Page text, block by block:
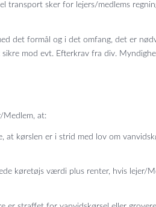
transport sker for lejers/medlems
det formål og i det omfang, det er
mod evt. Efterkrav fra div.
Medlem, at:
kørslen er i strid med lov om
køretøjs værdi plus renter, hvis lejer/